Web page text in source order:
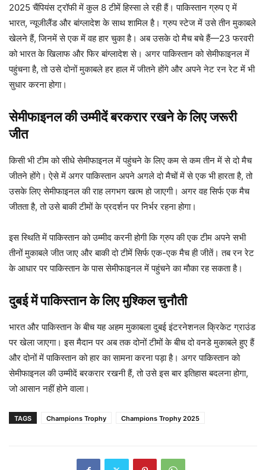
2025 चैंपियंस ट्रॉफी में कुल 8 टीमें हिस्सा ले रही हैं। पाकिस्तान ग्रुप ए में
भारत, न्यूजीलैंड और बांग्लादेश के साथ शामिल है। ग्रुप स्टेज में उसे तीन मुकाबले
खेलने हैं, जिनमें से एक में वह हार चुका है। अब उसके दो मैच बचे हैं—23 फरवरी
को भारत के खिलाफ और फिर बांग्लादेश से। अगर पाकिस्तान को सेमीफाइनल में
पहुंचना है, तो उसे दोनों मुकाबले हर हाल में जीतने होंगे और अपने नेट रन रेट में भी
सुधार करना होगा।
सेमीफाइनल की उम्मीदें बरकरार रखने के लिए जरूरी
जीत
किसी भी टीम को सीधे सेमीफाइनल में पहुंचने के लिए कम से कम तीन में से दो मैच
जीतने होंगे। ऐसे में अगर पाकिस्तान अपने अगले दो मैचों में से एक भी हारता है, तो
उसके लिए सेमीफाइनल की राह लगभग खत्म हो जाएगी। अगर वह सिर्फ एक मैच
जीतता है, तो उसे बाकी टीमों के प्रदर्शन पर निर्भर रहना होगा।
इस स्थिति में पाकिस्तान को उम्मीद करनी होगी कि ग्रुप की एक टीम अपने सभी
तीनों मुकाबले जीत जाए और बाकी दो टीमें सिर्फ एक-एक मैच ही जीतें। तब रन रेट
के आधार पर पाकिस्तान के पास सेमीफाइनल में पहुंचने का मौका रह सकता है।
दुबई में पाकिस्तान के लिए मुश्किल चुनौती
भारत और पाकिस्तान के बीच यह अहम मुकाबला दुबई इंटरनेशनल क्रिकेट ग्राउंड
पर खेला जाएगा। इस मैदान पर अब तक दोनों टीमों के बीच दो वनडे मुकाबले हुए हैं
और दोनों में पाकिस्तान को हार का सामना करना पड़ा है। अगर पाकिस्तान को
सेमीफाइनल की उम्मीदें बरकरार रखनी हैं, तो उसे इस बार इतिहास बदलना होगा,
जो आसान नहीं होने वाला।
TAGS Champions Trophy Champions Trophy 2025